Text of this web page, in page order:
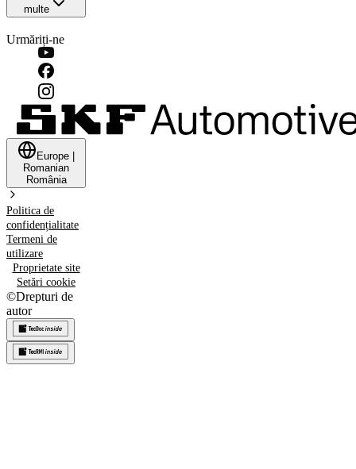
multe
Urmăriți-ne
Europe
Romanian
România
Politica de
confidențialitate
Termeni de
utilizare
Proprietate site
Setări cookie
©Drepturi de
autor